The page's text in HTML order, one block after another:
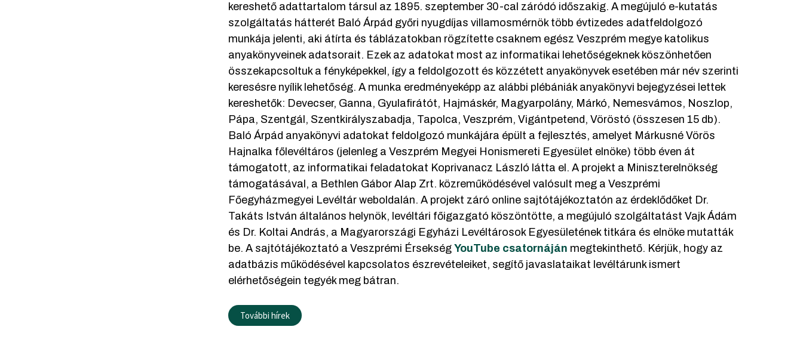
kereshető adattartalom társul az 1895. szeptember 30-cal záródó időszakig. A megújuló e-kutatás
szolgáltatás hátterét Baló Árpád győri nyugdíjas villamosmérnök több évtizedes adatfeldolgozó
munkája jelenti, aki átírta és táblázatokban rögzítette csaknem egész Veszprém megye katolikus
anyakönyveinek adatsorait. Ezek az adatokat most az informatikai lehetőségeknek köszönhetően
összekapcsoltuk a fényképekkel, így a feldolgozott és közzétett anyakönyvek esetében már név szerinti
keresésre nyílik lehetőség. A munka eredményeképp az alábbi plébániák anyakönyvi bejegyzései lettek
kereshetők: Devecser, Ganna, Gyulafirátót, Hajmáskér, Magyarpolány, Márkó, Nemesvámos, Noszlop,
Pápa, Szentgál, Szentkirályszabadja, Tapolca, Veszprém, Vigántpetend, Vöröstó (összesen 15 db).
Baló Árpád anyakönyvi adatokat feldolgozó munkájára épült a fejlesztés, amelyet Márkusné Vörös
Hajnalka főlevéltáros (jelenleg a Veszprém Megyei Honismereti Egyesület elnöke) több éven át
támogatott, az informatikai feladatokat Koprivanacz László látta el. A projekt a Miniszterelnökség
támogatásával, a Bethlen Gábor Alap Zrt. közreműködésével valósult meg a Veszprémi
Főegyházmegyei Levéltár weboldalán. A projekt záró online sajtótájékoztatón az érdeklődőket Dr.
Takáts István általános helynök, levéltári főigazgató köszöntötte, a megújuló szolgáltatást Vajk Ádám
és Dr. Koltai András, a Magyarországi Egyházi Levéltárosok Egyesületének titkára és elnöke mutatták
be. A sajtótájékoztató a Veszprémi Érsekség YouTube csatornáján megtekinthető. Kérjük, hogy az
adatbázis működésével kapcsolatos észrevételeiket, segítő javaslataikat levéltárunk ismert
elérhetőségein tegyék meg bátran.
További hírek